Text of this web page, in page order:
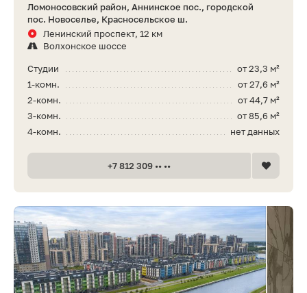
Ломоносовский район, Аннинское пос., городской
пос. Новоселье, Красносельское ш.
Ленинский проспект, 12 км
Волхонское шоссе
от 23,3 м²
Студии
от 27,6 м²
1-комн.
от 44,7 м²
2-комн.
от 85,6 м²
3-комн.
нет данных
4-комн.
+7 812 309 •• ••